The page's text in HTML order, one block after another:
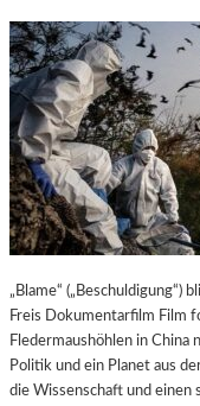
„Blame“ („Beschuldigung“)
Freis Dokumentarfilm Film
Fledermaushöhlen in China
Politik und ein Planet aus
die Wissenschaft und einen